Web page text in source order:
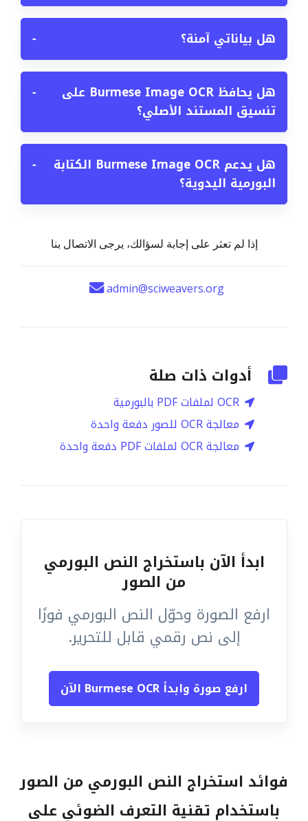
هل بياناتي آمنة؟ −
هل يحافظ Burmese Image OCR على
تنسيق المستند الأصلي؟
−
هل يدعم Burmese Image OCR الكتابة
البورمية اليدوية؟
−
إذا لم تعثر على إجابة لسؤالك، يرجى الاتصال بنا
admin@sciweavers.org
أدوات ذات صلة
OCR لملفات PDF بالبورمية
معالجة OCR للصور دفعة واحدة
معالجة OCR لملفات PDF دفعة واحدة
ابدأ الآن باستخراج النص البورمي
من الصور
ارفع الصورة وحوّل النص البورمي فورًا
إلى نص رقمي قابل للتحرير.
ارفع صورة وابدأ Burmese OCR الآن
فوائد استخراج النص البورمي من الصور
باستخدام تقنية التعرف الضوئي على